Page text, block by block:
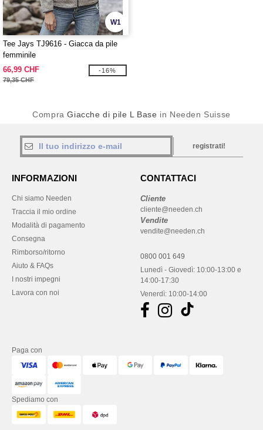
W1
Tee Jays TJ9616 - Giacca da pile
femminile
66,99 CHF
79,35 CHF
-16%
CompraGiacche di pile L Base in Needen Suisse
registrati!
INFORMAZIONI
Chi siamo Needen
Traccia il mio ordine
Modalità di pagamento
Consegna
Rimborso/ritorno
Aiuto & FAQs
I nostri impegni
Lavora con noi
CONTATTACI
Cliente
cliente@needen.ch
Vendite
vendite@needen.ch
0800 001 649
Lunedì - Giovedì: 10:00-13:00 e
14:00-17:30
Venerdì: 10:00-14:00
Paga con
Spediamo con